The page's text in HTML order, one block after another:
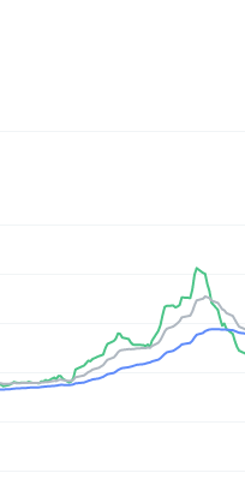
2025-08-07 15:00:00 to